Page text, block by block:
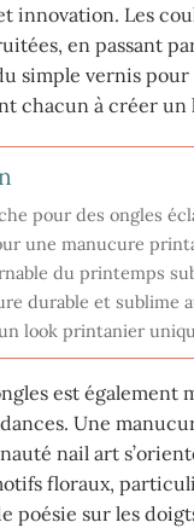
innovation. Les
en passant
simple vernis
chacun à créer
pour des ongles
une manucure
du printemps
durable et sublime
look printanier
est également
Une
nail art
floraux,
sur les